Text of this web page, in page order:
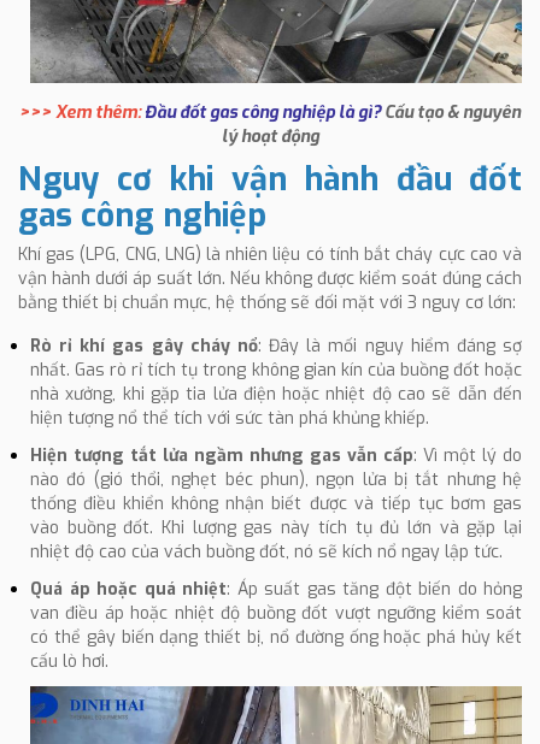
>>> Xem thêm: Đầu đốt gas công nghiệp là gì?Cấu tạo & nguyên
lý hoạt động
Nguy cơ khi vận hành đầu đốt
gas công nghiệp
Khí gas (LPG, CNG, LNG) là nhiên liệu có tính bắt cháy cực cao và
vận hành dưới áp suất lớn. Nếu không được kiểm soát đúng cách
bằng thiết bị chuẩn mực, hệ thống sẽ đối mặt với 3 nguy cơ lớn:
Rò rỉ khí gas gây cháy nổ: Đây là mối nguy hiểm đáng sợ
nhất. Gas rò rỉ tích tụ trong không gian kín của buồng đốt hoặc
nhà xưởng, khi gặp tia lửa điện hoặc nhiệt độ cao sẽ dẫn đến
hiện tượng nổ thể tích với sức tàn phá khủng khiếp.
Hiện tượng tắt lửa ngầm nhưng gas vẫn cấp: Vì một lý do
nào đó (gió thổi, nghẹt béc phun), ngọn lửa bị tắt nhưng hệ
thống điều khiển không nhận biết được và tiếp tục bơm gas
vào buồng đốt. Khi lượng gas này tích tụ đủ lớn và gặp lại
nhiệt độ cao của vách buồng đốt, nó sẽ kích nổ ngay lập tức.
Quá áp hoặc quá nhiệt: Áp suất gas tăng đột biến do hỏng
van điều áp hoặc nhiệt độ buồng đốt vượt ngưỡng kiểm soát
có thể gây biến dạng thiết bị, nổ đường ống hoặc phá hủy kết
cấu lò hơi.